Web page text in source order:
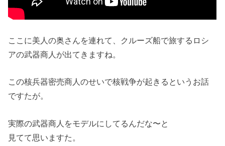
ここに美人の奥さんを連れて、クルーズ船で旅するロシ
アの武器商人が出てきますね。
この核兵器密売商人のせいで核戦争が起きるというお話
ですたが。
実際の武器商人をモデルにしてるんだな〜と
見てて思いますた。